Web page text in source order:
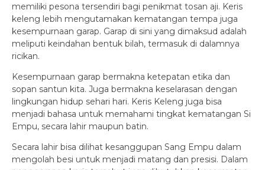
memiliki pesona tersendiri bagi penikmat tosan aji. Keris
keleng lebih mengutamakan kematangan tempa juga
kesempurnaan garap. Garap di sini yang dimaksud adalah
meliputi keindahan bentuk bilah, termasuk di dalamnya
ricikan.
Kesempurnaan garap bermakna ketepatan etika dan
sopan santun kita. Juga bermakna keselarasan dengan
lingkungan hidup sehari hari. Keris Keleng juga bisa
menjadi bahasa untuk memahami tingkat kematangan Si
Empu, secara lahir maupun batin.
Secara lahir bisa dilihat kesanggupan Sang Empu dalam
mengolah besi untuk menjadi matang dan presisi. Dalam